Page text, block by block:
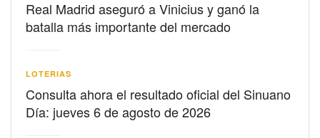
Real Madrid aseguró a Vinicius y ganó la
batalla más importante del mercado
LOTERIAS
Consulta ahora el resultado oficial del Sinuano
Día: jueves 6 de agosto de 2026